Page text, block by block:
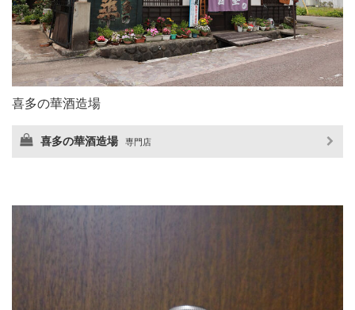
喜多の華酒造場
喜多の華酒造場 専門店